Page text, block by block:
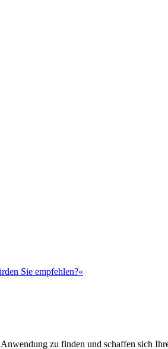
Sie empfehlen?«
zu finden und schaffen sich